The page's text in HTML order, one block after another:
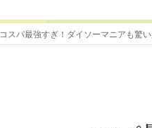
コスパ最強すぎ！ダイソーマニアも驚